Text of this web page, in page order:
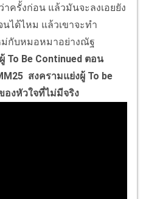
ครั้งก่อน แล้วมันจะลงเอยยัง
ได้ไหม แล้วเขาจะทำ
ม่กับหมอหมาอย่างณัฐ
To Be Continued ตอน
สงครามแย่งผู้ To be
งหัวใจที่ไม่มีจริง